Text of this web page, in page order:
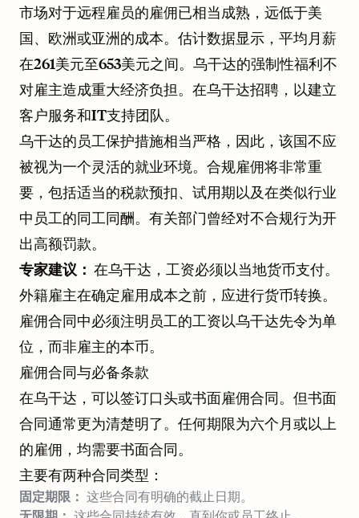
市场对于远程雇员的雇佣已相当成熟，远低于美
国、欧洲或亚洲的成本。估计数据显示，平均月薪
在261美元至653美元之间。乌干达的强制性福利不
对雇主造成重大经济负担。在乌干达招聘，以建立
客户服务和IT支持团队。
乌干达的员工保护措施相当严格，因此，该国不应
被视为一个灵活的就业环境。合规雇佣将非常重
要，包括适当的税款预扣、试用期以及在类似行业
中员工的同工同酬。有关部门曾经对不合规行为开
出高额罚款。
专家建议： 在乌干达，工资必须以当地货币支付。
外籍雇主在确定雇用成本之前，应进行货币转换。
雇佣合同中必须注明员工的工资以乌干达先令为单
位，而非雇主的本币。
雇佣合同与必备条款
在乌干达，可以签订口头或书面雇佣合同。但书面
合同通常更为清楚明了。任何期限为六个月或以上
的雇佣，均需要书面合同。
主要有两种合同类型：
固定期限： 这些合同有明确的截止日期。